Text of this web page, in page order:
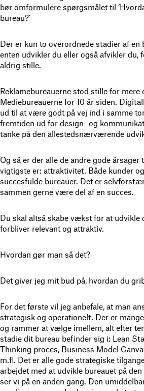
bør omformulere spørgsmålet til
bureau?’
Der er kun to overordnede stadier af en
enten udvikler du eller også afvikler du,
aldrig stille.
Reklamebureauerne stod stille for mere
Mediebureauerne for 10 år siden.
ud til at være godt på vej ind i samme
fremtiden ud for design- og
tanke på den allestedsnærværende
Og så er der alle de andre gode
vigtigste er: attraktivitet. Både kunder
succesfulde bureauer. Det er
sammen gerne være del af en succes.
Du skal altså skabe vækst for at udvikle
forbliver relevant og attraktiv.
Hvordan gør man så det?
Det giver jeg mit bud på, hvordan du
For det første vil jeg anbefale, at man
strategisk og operationelt. Der er
og rammer at vælge imellem, alt efter
stadie dit bureau befinder sig i: Lean
Thinking proces, Business Model
m.fl. Det er alle gode strategiske
arbejdet med at udvikle bureauet på
ser vi på en anden gang. Den